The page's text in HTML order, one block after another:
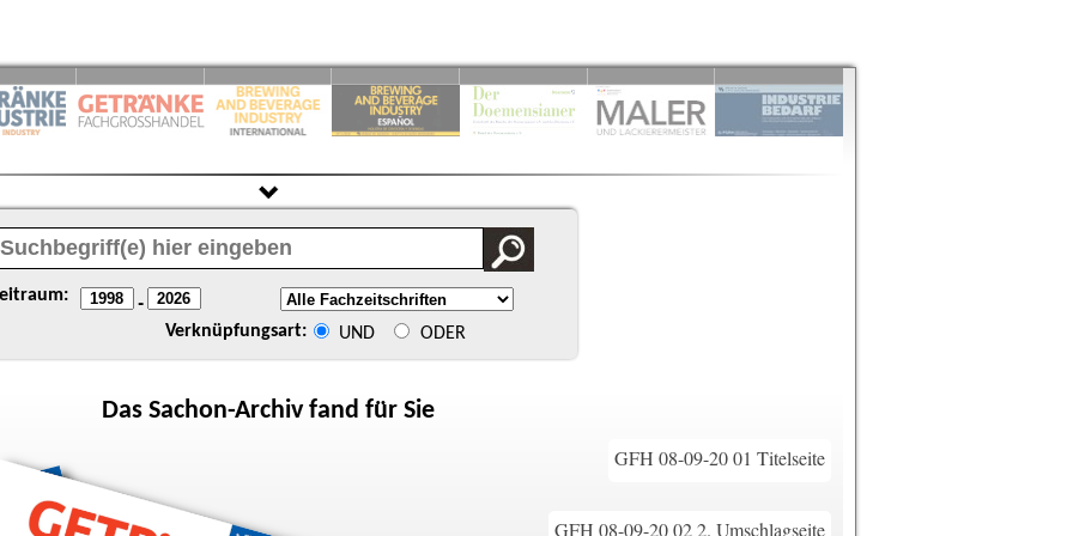
-
Verknüpfungsart: UND ODER
Das Sachon-Archiv fand für Sie
GFH 08-09-20 01 Titelseite
GFH 08-09-20 02 2. Umschlagseite